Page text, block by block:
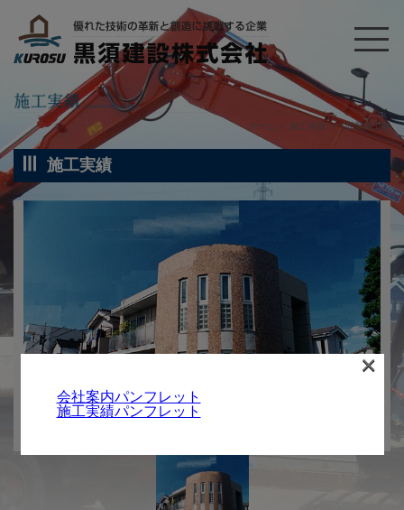
ホーム ＞ 施工実績 ＞ T邸新築工事
施工実績
会社案内パンフレット
施工実績パンフレット
×